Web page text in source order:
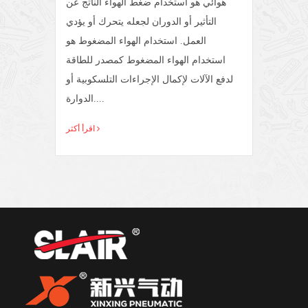
هوائي هو استخدام ضغط الهواء الناتج عن
التأثير أو الدوران لجعله يتحرك أو يؤدي
العمل. استخدام الهواء المضغوط هو
استخدام الهواء المضغوط كمصدر للطاقة
لدفع الآلات لإكمال الإجراءات التلسكوبية أو
اقرأ أكثر